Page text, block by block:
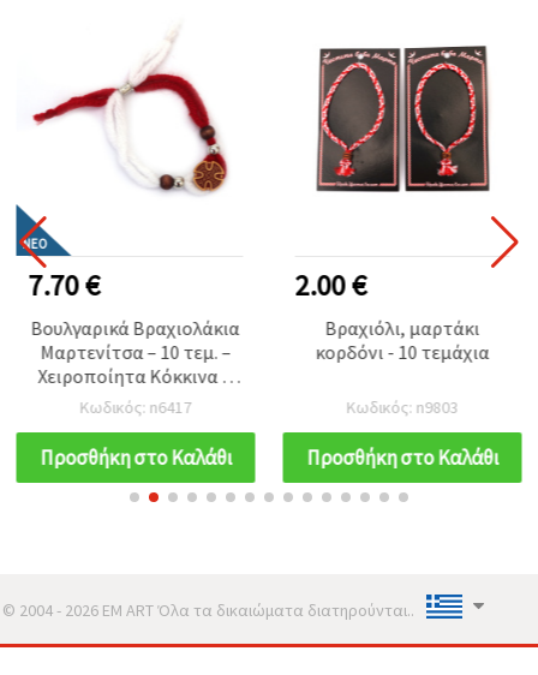
ΝΈΟ
7.70 €
Βουλγαρικά Βραχιολάκια
Μαρτενίτσα – 10 τεμ. –
Χειροποίητα Κόκκινα &
Λευκά Βραχιόλια για
Υγεία, Τύχη και Ευτυχία
(Σετ Κατασκευών)
Κωδικός: n6417
Προσθήκη στο Καλάθι
2.00 €
Βραχιόλι, μαρτάκι
κορδόνι - 10 τεμάχια
Κωδικός: n9803
Προσθήκη στο Καλάθι
© 2004 - 2026 EM ART Όλα τα δικαιώματα διατηρούνται..